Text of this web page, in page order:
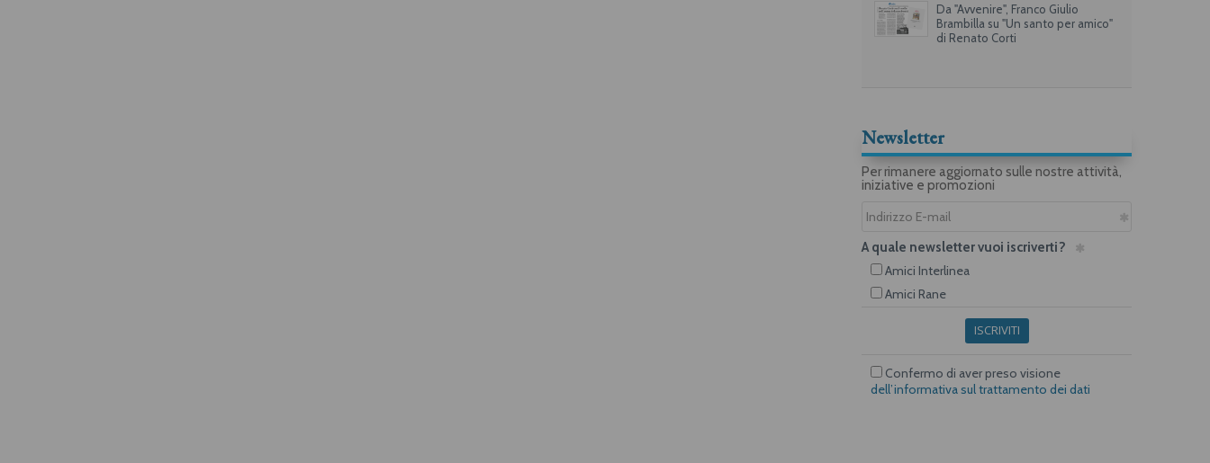
Da "Avvenire", Franco Giulio
Brambilla su "Un santo per amico"
di Renato Corti
Newsletter
Per rimanere aggiornato sulle nostre attività,
iniziative e promozioni
A quale newsletter vuoi iscriverti?
Amici Interlinea
Amici Rane
ISCRIVITI
Confermo di aver preso visione
dell’informativa sul trattamento dei dati